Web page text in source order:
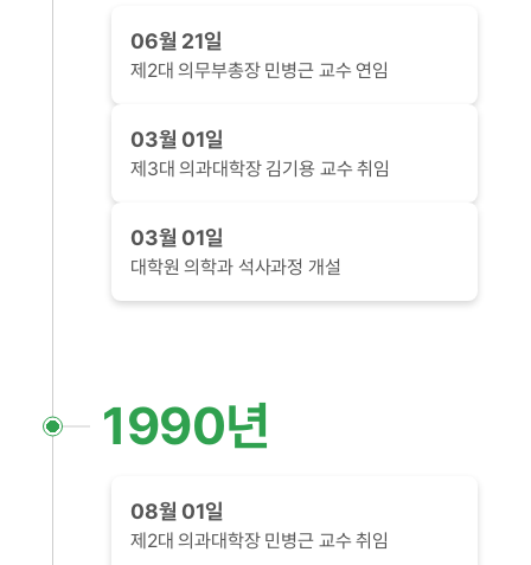
06월 21일
제2대 의무부총장 민병근 교수 연임
03월 01일
제3대 의과대학장 김기용 교수 취임
03월 01일
대학원 의학과 석사과정 개설
1990년
08월 01일
제2대 의과대학장 민병근 교수 취임